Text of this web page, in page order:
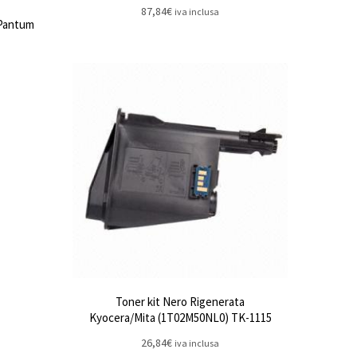
87,84€ iva inclusa
Toner kit Nero Rigenerata
Kyocera/Mita (1T02M50NL0) TK-1115
26,84€ iva inclusa